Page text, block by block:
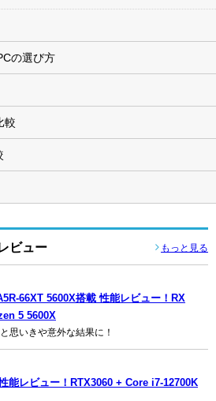
の選び方
較
ビュー もっと見る
66XT 5600X搭載 性能レビュー！RX
5 5600X
思いきや意外な結果に！
能レビュー！RTX3060 + Core i7-12700K